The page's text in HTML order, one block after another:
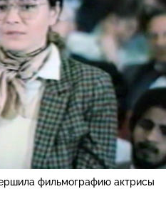
фильмографию актрисы